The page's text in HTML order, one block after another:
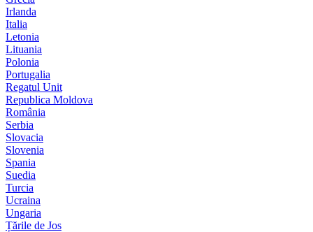
Irlanda
Italia
Letonia
Lituania
Polonia
Portugalia
Regatul Unit
Republica Moldova
România
Serbia
Slovacia
Slovenia
Spania
Suedia
Turcia
Ucraina
Ungaria
Țările de Jos